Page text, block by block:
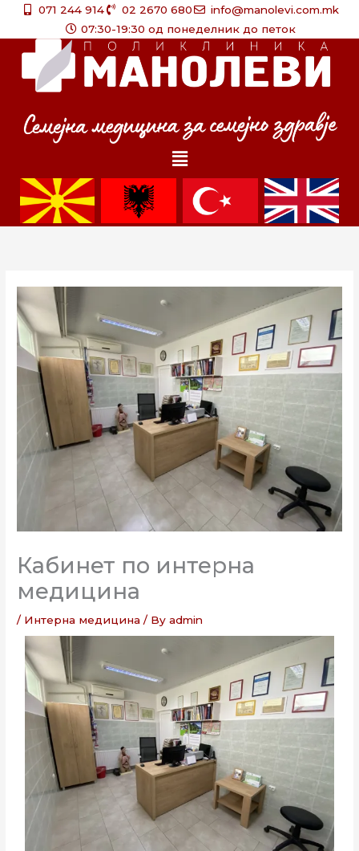
071 244 914 02 2670 680
info@manolevi.com.mk
07:30-19:30 од понеделник до петок
Menu
Кабинет по интерна
медицина
/ Интерна медицина / Byadmin